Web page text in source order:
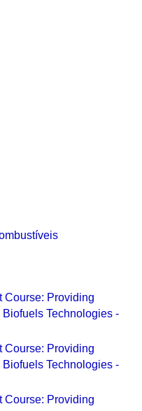
Course: Providing
Technologies -
Course: Providing
Technologies -
Course: Providing